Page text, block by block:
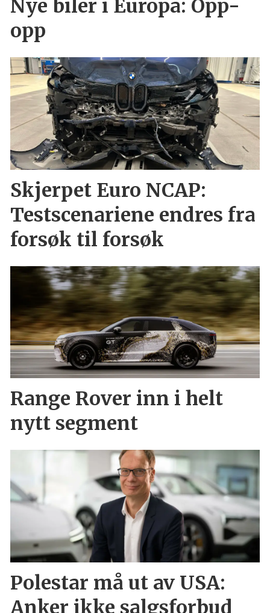
Nye biler i Europa: Opp-
opp
Skjerpet Euro NCAP:
Testscenariene endres fra
forsøk til forsøk
Range Rover inn i helt
nytt segment
Polestar må ut av USA:
Anker ikke salgsforbud